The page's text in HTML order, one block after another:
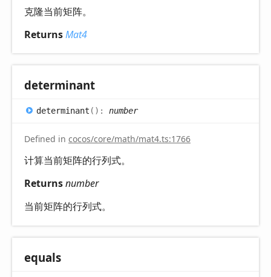
克隆当前矩阵。
ReturnsMat4
determinant
determinant ( ) : number
Defined in cocos/core/math/mat4.ts:1766
计算当前矩阵的行列式。
Returnsnumber
当前矩阵的行列式。
equals